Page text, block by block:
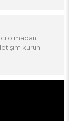
olmadan
kurun.